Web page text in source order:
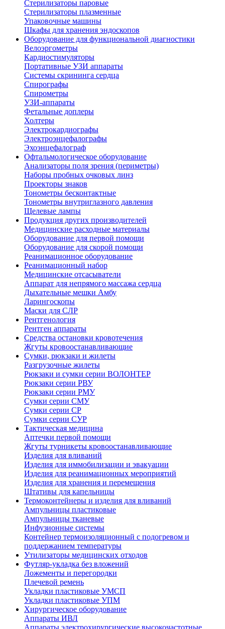
Стерилизаторы паровые
Стерилизаторы плазменные
Упаковочные машины
Шкафы для хранения эндоскопов
Оборудование для функциональной диагностики
Велоэргометры
Кардиостимуляторы
Портативные УЗИ аппараты
Системы скрининга сердца
Спирографы
Спирометры
УЗИ-аппараты
Фетальные доплеры
Холтеры
Электрокардиографы
Электроэнцефалографы
Эхоэнцефалограф
Офтальмологическое оборудование
Анализаторы поля зрения (периметры)
Наборы пробных очковых линз
Проекторы знаков
Тонометры бесконтактные
Тонометры внутриглазного давления
Щелевые лампы
Продукция других производителей
Медицинские расходные материалы
Оборудование для первой помощи
Оборудование для скорой помощи
Реанимационное оборудование
Реанимационный набор
Медицинские отсасыватели
Аппарат для непрямого массажа сердца
Дыхательные мешки Амбу
Ларингоскопы
Маски для СЛР
Рентгенология
Рентген аппараты
Средства остановки кровотечения
Жгуты кровоостанавливающие
Сумки, рюкзаки и жилеты
Разгрузочные жилеты
Рюкзаки и сумки серии ВОЛОНТЕР
Рюкзаки серии РВУ
Рюкзаки серии РМУ
Сумки серии СМУ
Сумки серии СР
Сумки серии СУР
Тактическая медицина
Аптечки первой помощи
Жгуты турникеты кровоостанавливающие
Изделия для вливаний
Изделия для иммобилизации и эвакуации
Изделия для реанимационных мероприятий
Изделия для хранения и перемещения
Штативы для капельницы
Термоконтейнеры и изделия для вливаний
Ампульницы пластиковые
Ампульницы тканевые
Инфузионные системы
Контейнер термоизоляционный с подогревом и
поддержанием температуры
Утилизаторы медицинских отходов
Футляр-укладка без вложений
Ложементы и перегородки
Плечевой ремень
Укладки пластиковые УМСП
Укладки пластиковые УПМ
Хирургическое оборудование
Аппараты ИВЛ
Аппараты электрохирургические высокочастотные